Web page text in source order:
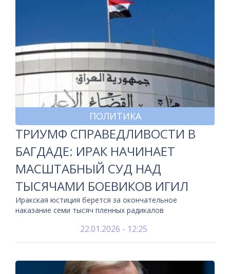
ПОЛИТИКА
ТРИУМФ СПРАВЕДЛИВОСТИ В
БАГДАДЕ: ИРАК НАЧИНАЕТ
МАСШТАБНЫЙ СУД НАД
ТЫСЯЧАМИ БОЕВИКОВ ИГИЛ
Иракская юстиция берется за окончательное
наказание семи тысяч пленных радикалов
22.01.2026 - 12:25